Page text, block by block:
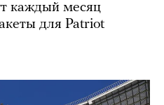
каждый месяц
для Patriot